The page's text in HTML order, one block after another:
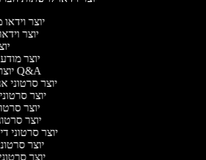
יוצר וידאו
יוצר
יוצר
יוצר סרטוני Q&A
יוצר סרטוני
יוצר
יוצר
יוצר
יוצר סרטוני
יוצר
יוצר